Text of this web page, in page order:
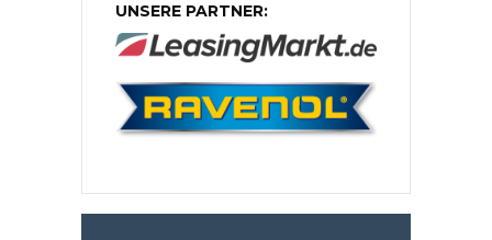
UNSERE PARTNER: